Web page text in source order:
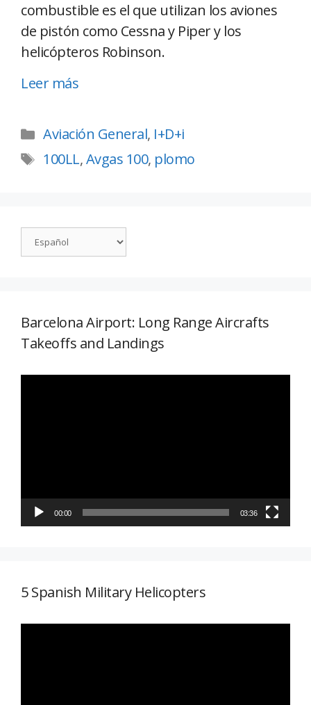
combustible es el que utilizan los aviones
de pistón como Cessna y Piper y los
helicópteros Robinson.
Leer más
Aviación General, I+D+i
100LL,Avgas 100, plomo
Barcelona Airport: Long Range Aircrafts
Takeoffs and Landings
00:00 03:36
5 Spanish Military Helicopters